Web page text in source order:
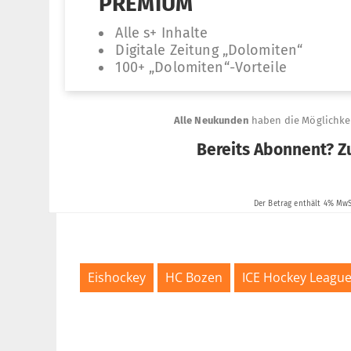
Eishockey HC Bozen ICE Hockey League